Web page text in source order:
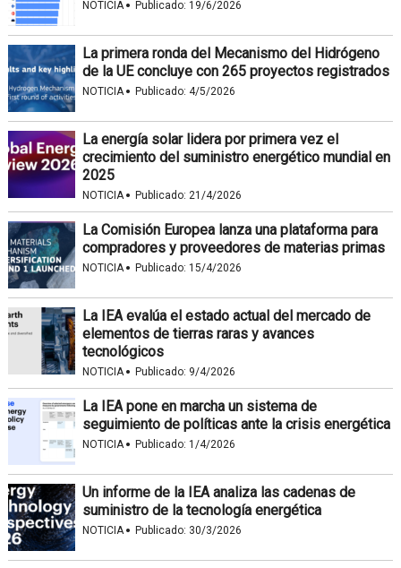
NOTICIA Publicado: 19/6/2026
La primera ronda del Mecanismo del Hidrógeno
de la UE concluye con 265 proyectos registrados
NOTICIA· Publicado: 4/5/2026
La energía solar lidera por primera vez el
crecimiento del suministro energético mundial en
2025
NOTICIA· Publicado: 21/4/2026
La Comisión Europea lanza una plataforma para
compradores y proveedores de materias primas
NOTICIA· Publicado: 15/4/2026
La IEA evalúa el estado actual del mercado de
elementos de tierras raras y avances
tecnológicos
NOTICIA· Publicado: 9/4/2026
La IEA pone en marcha un sistema de
seguimiento de políticas ante la crisis energética
NOTICIA· Publicado: 1/4/2026
Un informe de la IEA analiza las cadenas de
suministro de la tecnología energética
NOTICIA· Publicado: 30/3/2026